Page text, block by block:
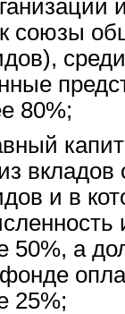
союзы
80%;
и в
50%, а
25%;